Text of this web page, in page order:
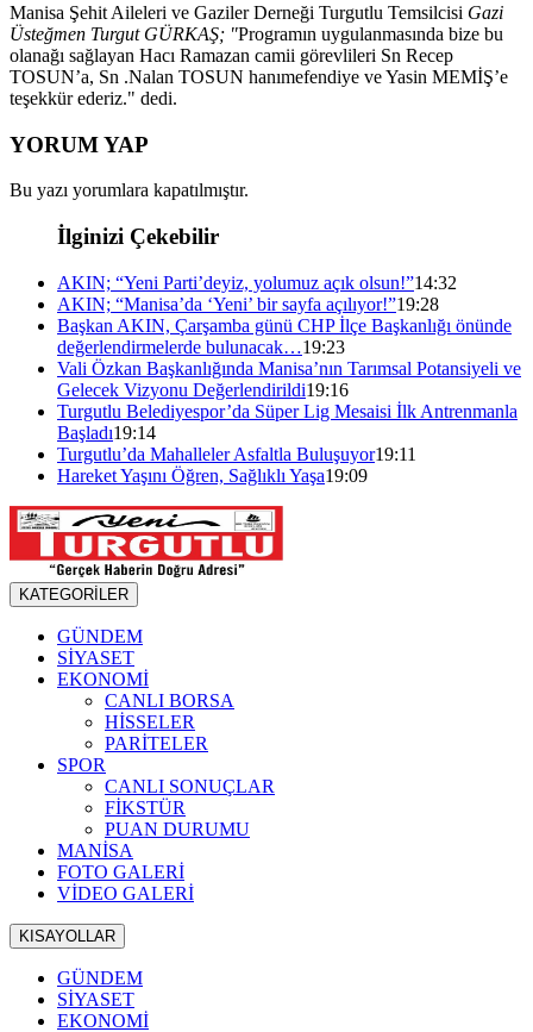
Manisa Şehit Aileleri ve Gaziler Derneği Turgutlu Temsilcisi Gazi
Üsteğmen Turgut GÜRKAŞ; "Programın uygulanmasında bize bu
olanağı sağlayan Hacı Ramazan camii görevlileri Sn Recep
TOSUN’a, Sn .Nalan TOSUN hanımefendiye ve Yasin MEMİŞ’e
teşekkür ederiz." dedi.
YORUM YAP
Bu yazı yorumlara kapatılmıştır.
İlginizi Çekebilir
AKIN; “Yeni Parti’deyiz, yolumuz açık olsun!”14:32
AKIN; “Manisa’da ‘Yeni’ bir sayfa açılıyor!”19:28
Başkan AKIN, Çarşamba günü CHP İlçe Başkanlığı önünde
değerlendirmelerde bulunacak…19:23
Vali Özkan Başkanlığında Manisa’nın Tarımsal Potansiyeli ve
Gelecek Vizyonu Değerlendirildi19:16
Turgutlu Belediyespor’da Süper Lig Mesaisi İlk Antrenmanla
Başladı19:14
Turgutlu’da Mahalleler Asfaltla Buluşuyor19:11
Hareket Yaşını Öğren, Sağlıklı Yaşa19:09
KATEGORİLER
GÜNDEM
SİYASET
EKONOMİ
CANLI BORSA
HİSSELER
PARİTELER
SPOR
CANLI SONUÇLAR
FİKSTÜR
PUAN DURUMU
MANİSA
FOTO GALERİ
VİDEO GALERİ
KISAYOLLAR
GÜNDEM
SİYASET
EKONOMİ